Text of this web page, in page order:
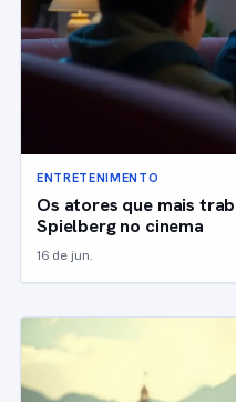
ENTRETENIMENTO
Os atores que mais
Spielberg no cinema
16 de jun.